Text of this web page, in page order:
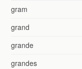
gram
grand
grande
grandes